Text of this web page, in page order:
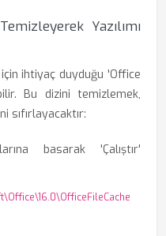
Yazılımı
için ihtiyaç duyduğu 'Office
Bu dizini temizlemek,
sıfırlayacaktır:
basarak 'Çalıştır'